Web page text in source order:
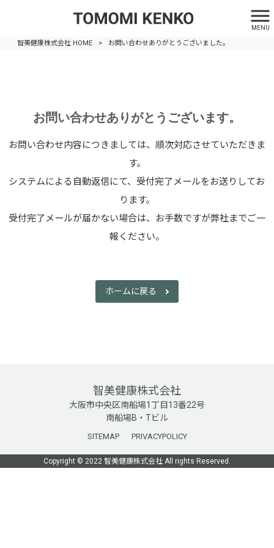
MENU
お問い合わせありがとうございまし
た。
智美健康株式会社 HOME > お問い合わせありがとうございました。
お問い合わせありがとうございます。
お問い合わせ内容につきましては、順次対応させていただきま
す。
システムによる自動返信にて、受付完了メールをお送りしてお
ります。
受付完了メールが届かない場合は、お手数ですが弊社までご一
報ください。
ホームに戻る
智美健康株式会社
大阪市中央区南船場1丁目13番22号
南船場B・Tビル
SITEMAP PRIVACYPOLICY
Copyright © 2022 智美健康株式会社 All rights Reserved.